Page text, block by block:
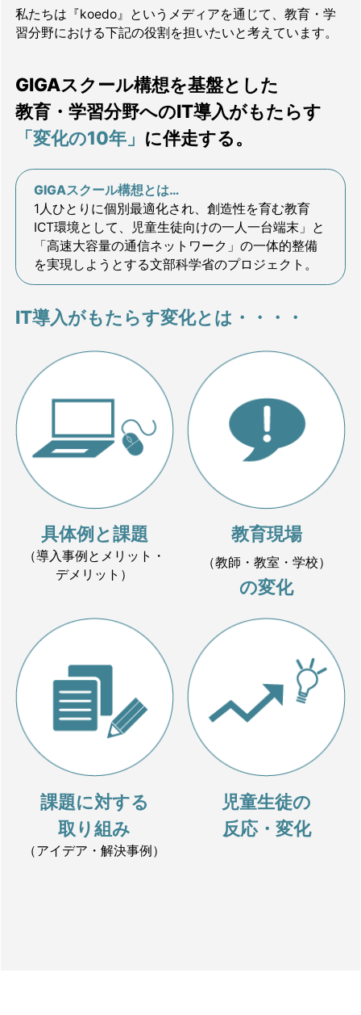
私たちは『koedo』というメディアを通じて、教育・学
習分野における下記の役割を担いたいと考えています。
GIGAスクール構想を基盤とした
教育・学習分野へのIT導入がもたらす
「変化の10年」 に伴走する。
GIGAスクール構想とは…
1人ひとりに個別最適化され、創造性を育む教育
ICT環境として、児童生徒向けの一人一台端末」と
「高速大容量の通信ネットワーク」の一体的整備
を実現しようとする文部科学省のプロジェクト。
IT導入がもたらす変化とは・・・・
具体例と課題
（導入事例とメリット・
デメリット）
教育現場
（教師・教室・学校）
の変化
課題に対する
取り組み
（アイデア・解決事例）
児童生徒の
反応・変化